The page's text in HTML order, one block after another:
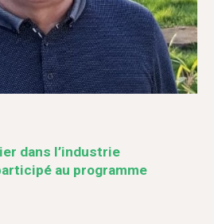
dans l’industrie
au programme